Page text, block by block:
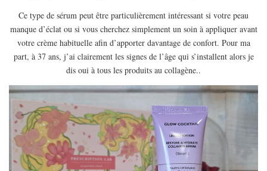
Ce type de sérum peut être particulièrement intéressant si votre peau
manque d’éclat ou si vous cherchez simplement un soin à appliquer avant
votre crème habituelle afin d’apporter davantage de confort. Pour ma
part, à 37 ans, j’ai clairement les signes de l’âge qui s’installent alors je
dis oui à tous les produits au collagène..